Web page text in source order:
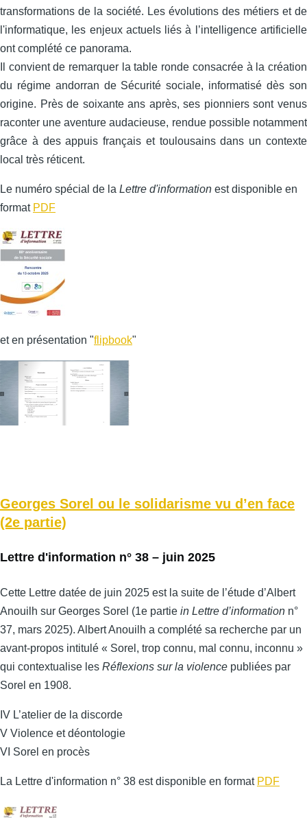
transformations de la société. Les évolutions des métiers et de
l'informatique, les enjeux actuels liés à l’intelligence artificielle
ont complété ce panorama.
Il convient de remarquer la table ronde consacrée à la création
du régime andorran de Sécurité sociale, informatisé dès son
origine. Près de soixante ans après, ses pionniers sont venus
raconter une aventure audacieuse, rendue possible notamment
grâce à des appuis français et toulousains dans un contexte
local très réticent.
Le numéro spécial de la Lettre d'information est disponible en
format PDF
et en présentation "flipbook"
Georges Sorel ou le solidarisme vu d’en face
(2e partie)
Lettre d'information n° 38 – juin 2025
Cette Lettre datée de juin 2025 est la suite de l’étude d’Albert
Anouilh sur Georges Sorel (1e partie in Lettre d’information n°
37, mars 2025). Albert Anouilh a complété sa recherche par un
avant-propos intitulé « Sorel, trop connu, mal connu, inconnu »
qui contextualise les Réflexions sur la violence publiées par
Sorel en 1908.
IV L’atelier de la discorde
V Violence et déontologie
VI Sorel en procès
La Lettre d'information n° 38 est disponible en format PDF